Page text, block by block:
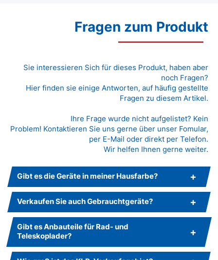
Fragen zum Produkt
Sie interessieren Sich für dieses Produkt, haben aber
noch Fragen?
Hier finden sie einige Antworten, auf häufig gestellte
Fragen zu diesem Artikel.
Ihre Frage wurde nicht aufgelistet? Kein
Problem! Kontaktieren Sie uns gerne über unser Fomular,
per E-Mail oder direkt per Telefon.
Wir helfen Ihnen gerne weiter.
Gibt es die Geräte in meiner Hausfarbe?
Verkaufen Sie auch Gebrauchtgeräte?
Gibt es Anbauteile für Rad- und
Teleskoplader?